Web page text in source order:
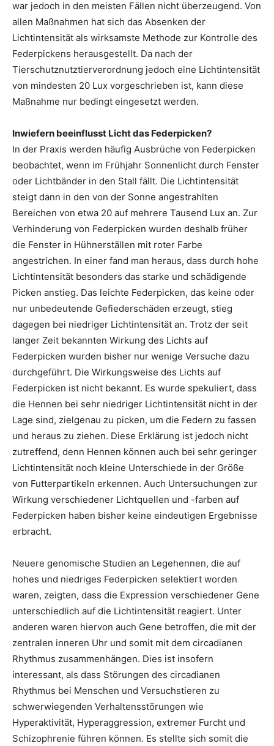
war jedoch in den meisten Fällen nicht überzeugend. Von
allen Maßnahmen hat sich das Absenken der
Lichtintensität als wirksamste Methode zur Kontrolle des
Federpickens herausgestellt. Da nach der
Tierschutznutztierverordnung jedoch eine Lichtintensität
von mindesten 20 Lux vorgeschrieben ist, kann diese
Maßnahme nur bedingt eingesetzt werden.
Inwiefern beeinflusst Licht das Federpicken?
In der Praxis werden häufig Ausbrüche von Federpicken
beobachtet, wenn im Frühjahr Sonnenlicht durch Fenster
oder Lichtbänder in den Stall fällt. Die Lichtintensität
steigt dann in den von der Sonne angestrahlten
Bereichen von etwa 20 auf mehrere Tausend Lux an. Zur
Verhinderung von Federpicken wurden deshalb früher
die Fenster in Hühnerställen mit roter Farbe
angestrichen. In einer fand man heraus, dass durch hohe
Lichtintensität besonders das starke und schädigende
Picken anstieg. Das leichte Federpicken, das keine oder
nur unbedeutende Gefiederschäden erzeugt, stieg
dagegen bei niedriger Lichtintensität an. Trotz der seit
langer Zeit bekannten Wirkung des Lichts auf
Federpicken wurden bisher nur wenige Versuche dazu
durchgeführt. Die Wirkungsweise des Lichts auf
Federpicken ist nicht bekannt. Es wurde spekuliert, dass
die Hennen bei sehr niedriger Lichtintensität nicht in der
Lage sind, zielgenau zu picken, um die Federn zu fassen
und heraus zu ziehen. Diese Erklärung ist jedoch nicht
zutreffend, denn Hennen können auch bei sehr geringer
Lichtintensität noch kleine Unterschiede in der Größe
von Futterpartikeln erkennen. Auch Untersuchungen zur
Wirkung verschiedener Lichtquellen und -farben auf
Federpicken haben bisher keine eindeutigen Ergebnisse
erbracht.
Neuere genomische Studien an Legehennen, die auf
hohes und niedriges Federpicken selektiert worden
waren, zeigten, dass die Expression verschiedener Gene
unterschiedlich auf die Lichtintensität reagiert. Unter
anderen waren hiervon auch Gene betroffen, die mit der
zentralen inneren Uhr und somit mit dem circadianen
Rhythmus zusammenhängen. Dies ist insofern
interessant, als dass Störungen des circadianen
Rhythmus bei Menschen und Versuchstieren zu
schwerwiegenden Verhaltensstörungen wie
Hyperaktivität, Hyperaggression, extremer Furcht und
Schizophrenie führen können. Es stellte sich somit die